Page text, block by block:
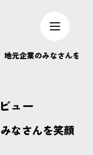
地元企業のみなさんを笑
ュー
なさんを笑顔